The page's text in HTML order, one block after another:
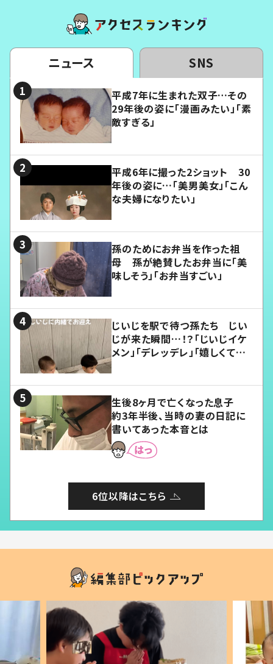
ニュース SNS
平成7年に生まれた双子…その
29年後の姿に「漫画みたい」「素
敵すぎる」
平成6年に撮った2ショット 30
年後の姿に…「美男美女」「こん
な夫婦になりたい」
孫のためにお弁当を作った祖
母 孫が絶賛したお弁当に「美
味しそう」「お弁当すごい」
じいじを駅で待つ孫たち じい
じが来た瞬間…！？「じいじイケ
メン」「デレッデレ」「嬉しくて可
生後8ヶ月で亡くなった息子
約3年半後、当時の妻の日記に
書いてあった本音とは
6位以降はこちら